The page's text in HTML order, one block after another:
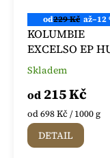
od229 Kč až–12
KOLUMBIE
EXCELSO EP
Průměrné
produktu
je
5,0
5
Skladem
od 215 Kč
Měrná
cena:
od 698 Kč / 1000 g
DETAIL